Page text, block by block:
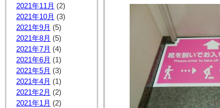
2021年11月 (2)
2021年10月 (3)
2021年9月 (5)
2021年8月 (5)
2021年7月 (4)
2021年6月 (1)
2021年5月 (3)
2021年4月 (1)
2021年2月 (2)
2021年1月 (2)